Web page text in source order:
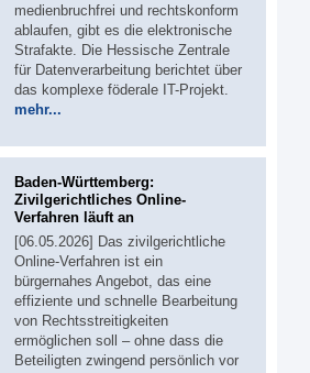
medienbruchfrei und rechtskonform
ablaufen, gibt es die elektronische
Strafakte. Die Hessische Zentrale
für Datenverarbeitung berichtet über
das komplexe föderale IT-Projekt.
mehr...
Baden-Württemberg:
Zivilgerichtliches Online-
Verfahren läuft an
[06.05.2026] Das zivilgerichtliche
Online-Verfahren ist ein
bürgernahes Angebot, das eine
effiziente und schnelle Bearbeitung
von Rechtsstreitigkeiten
ermöglichen soll – ohne dass die
Beteiligten zwingend persönlich vor